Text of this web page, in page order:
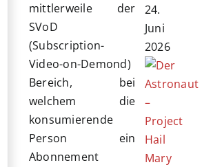
mittlerweile der
SVoD
(Subscription-
Video-on-Demond)
Bereich, bei
welchem die
konsumierende
Person ein
Abonnement
24.
Juni
2026